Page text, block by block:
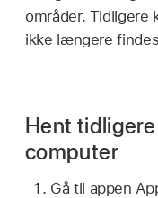
områder. Tidligere
ikke længere
Hent
computer
Gå til appen